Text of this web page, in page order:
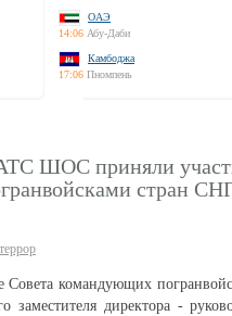
ОАЭ
14:06 Абу-Даби
Камбоджа
17:06 Пномпень
ШОС приняли
стран
Совета командующих
заместителя директора -